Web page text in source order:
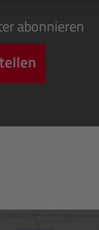
abonnieren